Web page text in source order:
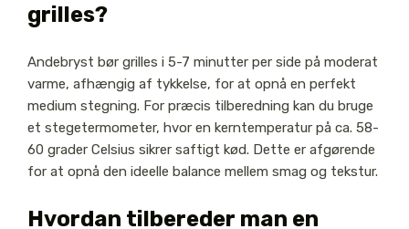
grilles?
Andebryst bør grilles i 5-7 minutter per side på moderat
varme, afhængig af tykkelse, for at opnå en perfekt
medium stegning. For præcis tilberedning kan du bruge
et stegetermometer, hvor en kerntemperatur på ca. 58-
60 grader Celsius sikrer saftigt kød. Dette er afgørende
for at opnå den ideelle balance mellem smag og tekstur.
Hvordan tilbereder man en